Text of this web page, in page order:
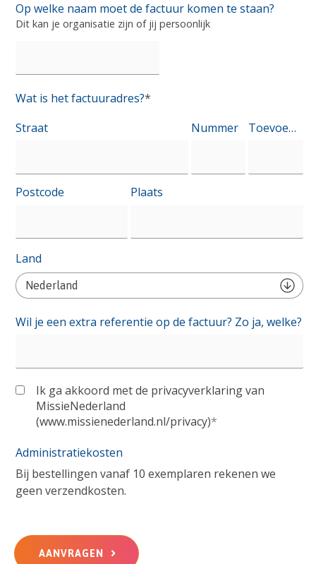
Op welke naam moet de factuur komen te staan?
Dit kan je organisatie zijn of jij persoonlijk
Wat is het factuuradres?*
Factuuradres
Straat Nummer Toevoeging
Postcode Plaats
Land
Wil je een extra referentie op de factuur? Zo ja, welke?
Ik ga akkoord met de privacyverklaring van
MissieNederland
(www.missienederland.nl/privacy)*
Administratiekosten
Bij bestellingen vanaf 10 exemplaren rekenen we
geen verzendkosten.
AANVRAGEN